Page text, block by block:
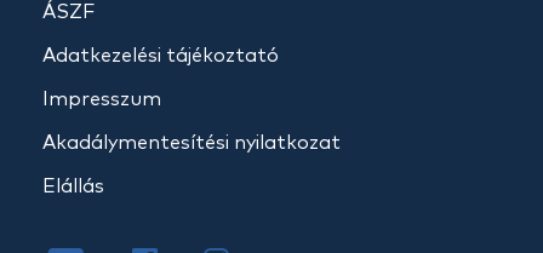
ÁSZF
Adatkezelési tájékoztató
Impresszum
Akadálymentesítési nyilatkozat
Elállás